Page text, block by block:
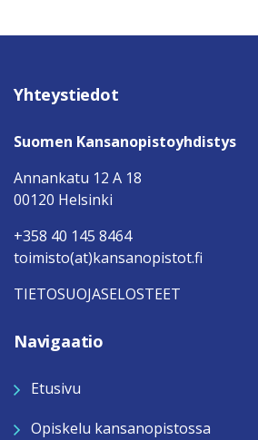
Yhteystiedot
Suomen Kansanopistoyhdistys
Annankatu 12 A 18
00120 Helsinki
+358 40 145 8464
toimisto(at)kansanopistot.fi
TIETOSUOJASELOSTEET
Navigaatio
Etusivu
Opiskelu kansanopistossa